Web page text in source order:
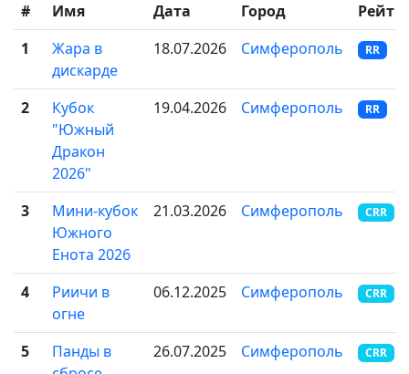
# Имя Дата Город
1
Жара в
дискарде
18.07.2026 Симферополь RR
2
Кубок
"Южный
Дракон
2026"
19.04.2026 Симферополь RR
3
Мини-кубок
Южного
Енота 2026
21.03.2026 Симферополь CRR
4
Риичи в
огне
06.12.2025 Симферополь CRR
5
Панды в
26.07.2025 Симферополь CRR